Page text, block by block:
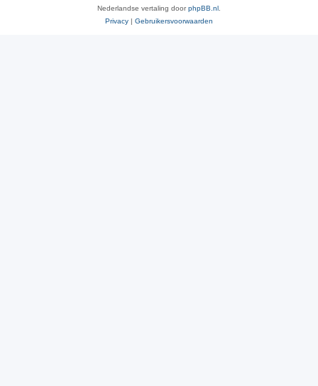
Nederlandse vertaling doorphpBB.nl
Privacy | Gebruikersvoorwaarden